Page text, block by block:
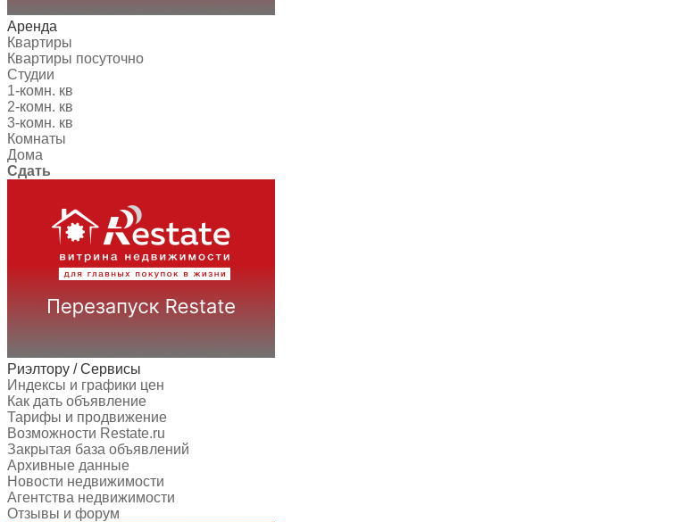
Аренда
Квартиры
Квартиры посуточно
Студии
1-комн. кв
2-комн. кв
3-комн. кв
Комнаты
Дома
Сдать
Риэлтору / Сервисы
Индексы и графики цен
Как дать объявление
Тарифы и продвижение
Возможности Restate.ru
Закрытая база объявлений
Архивные данные
Новости недвижимости
Агентства недвижимости
Отзывы и форум